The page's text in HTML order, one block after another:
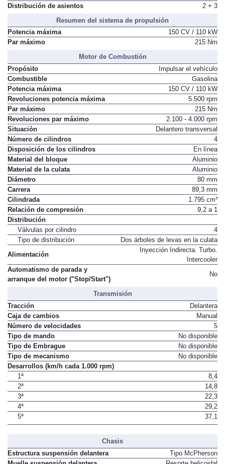
Distribución de asientos
2 + 3
Resumen del sistema de propulsión
Potencia máxima
150 CV / 110 kW
Par máximo
215 Nm
Motor de Combustión
Propósito
Impulsar el vehículo
Combustible
Gasolina
Potencia máxima
150 CV / 110 kW
Revoluciones potencia máxima
5.500 rpm
Par máximo
215 Nm
Revoluciones par máximo
2.100 - 4.000 rpm
Situación
Delantero transversal
Número de cilindros
4
Disposición de los cilindros
En línea
Material del bloque
Aluminio
Material de la culata
Aluminio
Diámetro
80 mm
Carrera
89,3 mm
Cilindrada
1.795 cm³
Relación de compresión
9,2 a 1
Distribución
Válvulas por cilindro
4
Tipo de distribución
Dos árboles de levas en la culata
Alimentación
Inyección Indirecta. Turbo.
Intercooler
Automatismo de parada y
arranque del motor ("Stop/Start")
No
Transmisión
Tracción
Delantera
Caja de cambios
Manual
Número de velocidades
5
Tipo de mando
No disponible
Tipo de Embrague
No disponible
Tipo de mecanismo
No disponible
Desarrollos (km/h cada 1.000 rpm)
1ª
8,4
2ª
14,8
3ª
22,3
4ª
29,2
5ª
37,1
Chasis
Estructura suspensión delantera
Tipo McPherson